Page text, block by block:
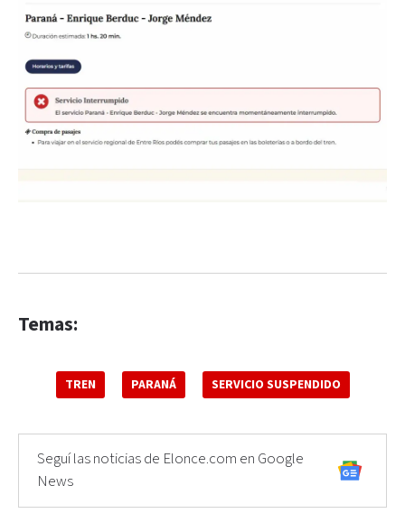
Temas:
TREN PARANÁ SERVICIO SUSPENDIDO
Seguí las noticias de Elonce.com en Google
News